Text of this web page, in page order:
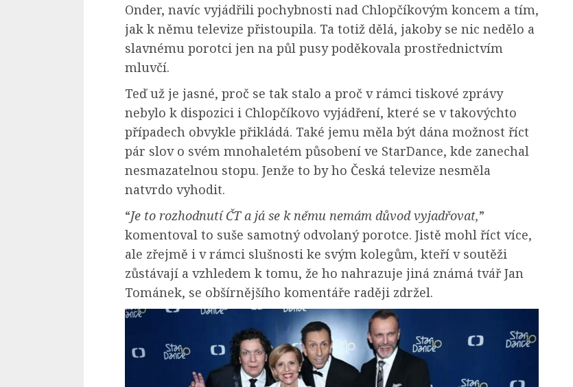
Onder, navíc vyjádřili pochybnosti nad Chlopčíkovým koncem a tím,
jak k němu televize přistoupila. Ta totiž dělá, jakoby se nic nedělo a
slavnému porotci jen na půl pusy poděkovala prostřednictvím
mluvčí.
Teď už je jasné, proč se tak stalo a proč v rámci tiskové zprávy
nebylo k dispozici i Chlopčíkovo vyjádření, které se v takovýchto
případech obvykle přikládá. Také jemu měla být dána možnost říct
pár slov o svém mnohaletém působení ve StarDance, kde zanechal
nesmazatelnou stopu. Jenže to by ho Česká televize nesměla
natvrdo vyhodit.
“Je to rozhodnutí ČT a já se k němu nemám důvod vyjadřovat,”
komentoval to suše samotný odvolaný porotce. Jistě mohl říct více,
ale zřejmě i v rámci slušnosti ke svým kolegům, kteří v soutěži
zůstávají a vzhledem k tomu, že ho nahrazuje jiná známá tvář Jan
Tománek, se obšírnějšího komentáře raději zdržel.